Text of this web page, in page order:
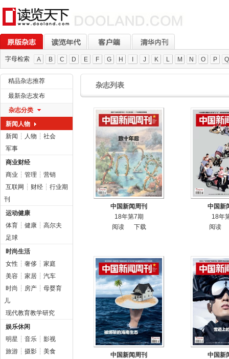
字母检索 A B C D E F G H J K L M N O P Q
精品杂志推荐
最新杂志发布
杂志分类
新闻人物
新闻 ┆ 人物 ┆ 社会
军事
商业财经
商业 ┆ 管理 ┆ 营销
互联网 ┆ 财经 ┆ 行业期
刊
运动健康
体育 ┆ 健康 ┆ 高尔夫
足球
时尚生活
女性 ┆ 奢侈 ┆ 家庭
美容 ┆ 家居 ┆ 汽车
时尚 ┆ 房产 ┆ 母婴育
儿
现代教育教学研究
娱乐休闲
明星 ┆ 音乐 ┆ 影视
旅游 ┆ 摄影 ┆ 美食
杂志列表
中国新闻周刊
18年第7期
阅读
下载
中国新
18年
阅读
中国新闻周刊
中国新